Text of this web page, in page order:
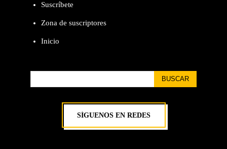
Suscríbete
Zona de suscriptores
Inicio
BUSCAR
SÍGUENOS EN REDES